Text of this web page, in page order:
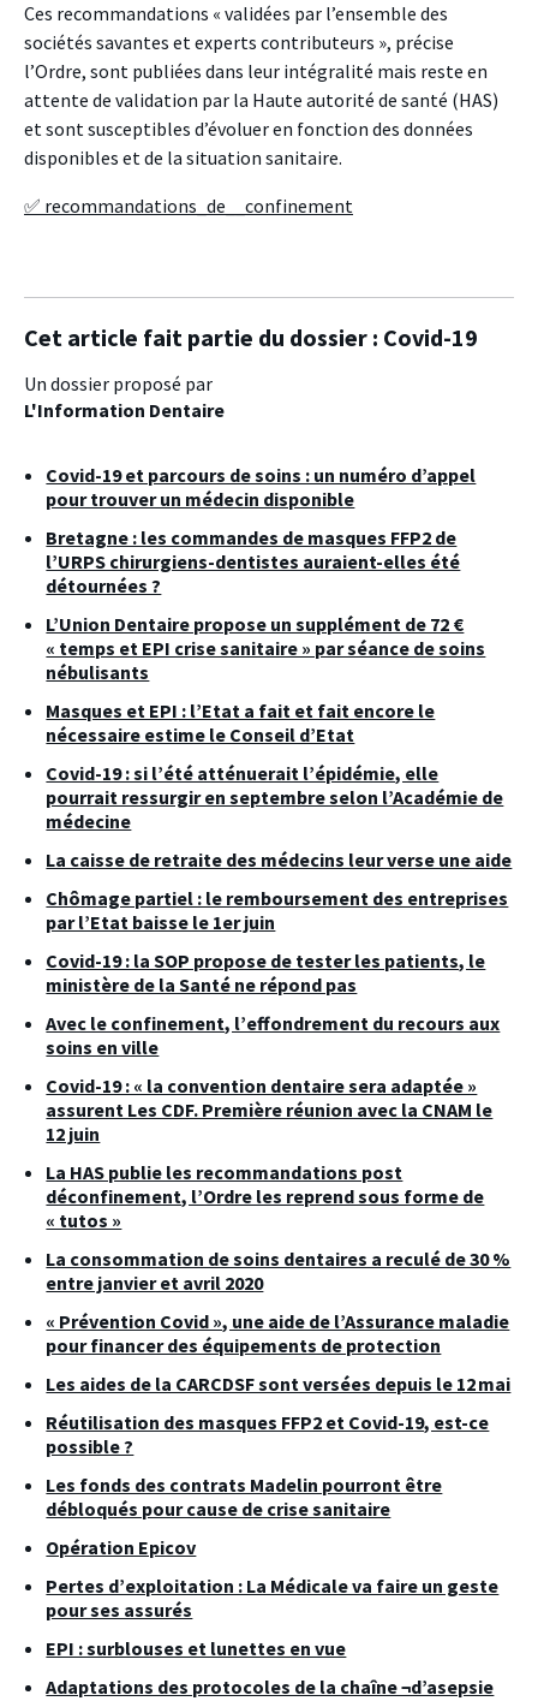
Ces recommandations « validées par l’ensemble des
sociétés savantes et experts contributeurs », précise
l’Ordre, sont publiées dans leur intégralité mais reste en
attente de validation par la Haute autorité de santé (HAS)
et sont susceptibles d’évoluer en fonction des données
disponibles et de la situation sanitaire.
✅ recommandations_de__confinement
Cet article fait partie du dossier : Covid-19
Un dossier proposé par
L'Information Dentaire
Covid-19 et parcours de soins : un numéro d’appel
pour trouver un médecin disponible
Bretagne : les commandes de masques FFP2 de
l’URPS chirurgiens-dentistes auraient-elles été
détournées ?
L’Union Dentaire propose un supplément de 72 €
« temps et EPI crise sanitaire » par séance de soins
nébulisants
Masques et EPI : l’Etat a fait et fait encore le
nécessaire estime le Conseil d’Etat
Covid-19 : si l’été atténuerait l’épidémie, elle
pourrait ressurgir en septembre selon l’Académie de
médecine
La caisse de retraite des médecins leur verse une aide
Chômage partiel : le remboursement des entreprises
par l’Etat baisse le 1er juin
Covid-19 : la SOP propose de tester les patients, le
ministère de la Santé ne répond pas
Avec le confinement, l’effondrement du recours aux
soins en ville
Covid-19 : « la convention dentaire sera adaptée »
assurent Les CDF. Première réunion avec la CNAM le
12 juin
La HAS publie les recommandations post
déconfinement, l’Ordre les reprend sous forme de
« tutos »
La consommation de soins dentaires a reculé de 30 %
entre janvier et avril 2020
« Prévention Covid », une aide de l’Assurance maladie
pour financer des équipements de protection
Les aides de la CARCDSF sont versées depuis le 12 mai
Réutilisation des masques FFP2 et Covid-19, est-ce
possible ?
Les fonds des contrats Madelin pourront être
débloqués pour cause de crise sanitaire
Opération Epicov
Pertes d’exploitation : La Médicale va faire un geste
pour ses assurés
EPI : surblouses et lunettes en vue
Adaptations des protocoles de la chaîne ¬d’asepsie